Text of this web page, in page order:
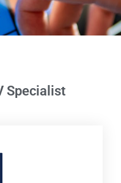
Specialist